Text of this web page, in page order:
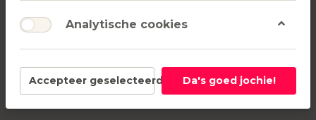
Roze Bunker
1-1van1
Nieuwsgierig naar Roze Bunker? Leeshier
Analytische cookies
Accepteer geselecteerd Da's goed jochie!